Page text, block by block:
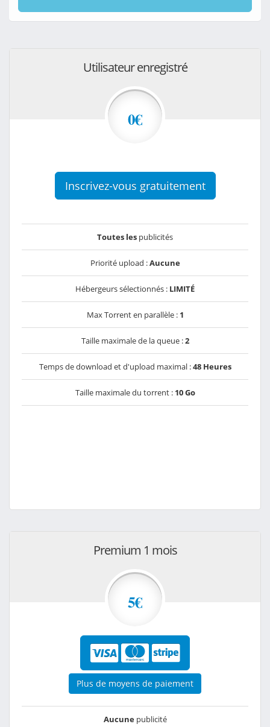
Utilisateur enregistré
0€
Inscrivez-vous gratuitement
Toutes les publicités
Priorité upload :Aucune
Hébergeurs sélectionnés : LIMITÉ
Max Torrent en parallèle : 1
Taille maximale de la queue :2
Temps de download et d'upload maximal :48 Heures
Taille maximale du torrent : 10 Go
Premium 1 mois
5€
Plus de moyens de paiement
Aucunepublicité